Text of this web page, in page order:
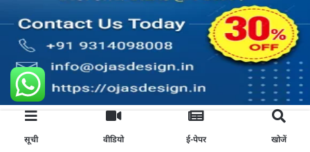
सूची वीडियो ई-पेपर खोजें
ऑनलाइन रिपोर्टर बनें